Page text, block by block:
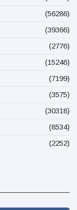
(56286)
(39366)
(2776)
(15246)
(7199)
(3575)
(30318)
(8534)
(2252)